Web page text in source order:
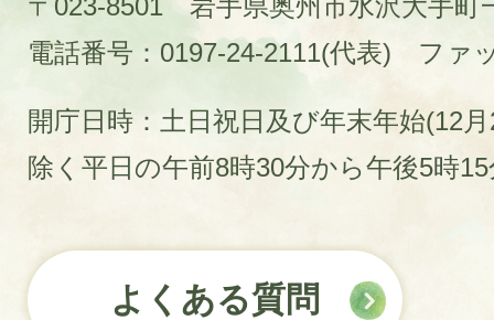
〒023-8501 岩手県奥州市水沢大手町
電話番号：0197-24-2111(代表)
ファ
開庁日時：土日祝日及び年末年始(12
除く平日の午前8時30分から午後5時
よくある質問